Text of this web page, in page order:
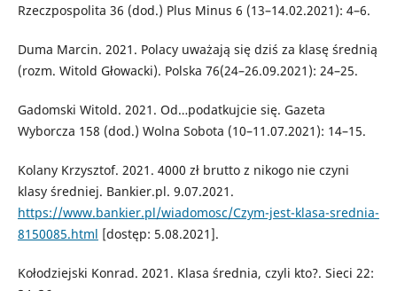
Rzeczpospolita 36 (dod.) Plus Minus 6 (13–14.02.2021): 4–6.
Duma Marcin. 2021. Polacy uważają się dziś za klasę średnią
(rozm. Witold Głowacki). Polska 76(24–26.09.2021): 24–25.
Gadomski Witold. 2021. Od…podatkujcie się. Gazeta
Wyborcza 158 (dod.) Wolna Sobota (10–11.07.2021): 14–15.
Kolany Krzysztof. 2021. 4000 zł brutto z nikogo nie czyni
klasy średniej. Bankier.pl. 9.07.2021.
https://www.bankier.pl/wiadomosc/Czym-jest-klasa-srednia-
8150085.html [dostęp: 5.08.2021].
Kołodziejski Konrad. 2021. Klasa średnia, czyli kto?. Sieci 22: